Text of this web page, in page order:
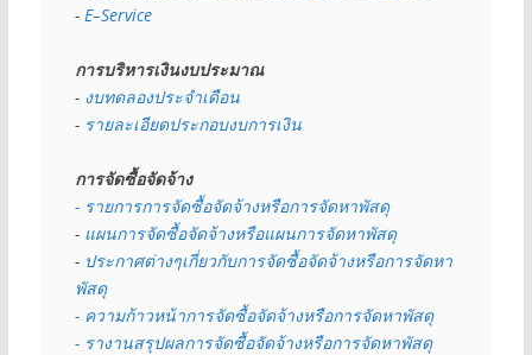
- E–Service
การบริหารเงินงบประมาณ
- งบทดลองประจำเดือน
- รายละเอียดประกอบงบการเงิน
การจัดซื้อจัดจ้าง
- รายการการจัดซื้อจัดจ้างหรือการจัดหาพัสดุ
- แผนการจัดซื้อจัดจ้างหรือแผนการจัดหาพัสดุ
- ประกาศต่างๆเกี่ยวกับการจัดซื้อจัดจ้างหรือการจัดหา
พัสดุ
- ความก้าวหน้าการจัดซื้อจัดจ้างหรือการจัดหาพัสดุ
- รางานสรุปผลการจัดซื้อจัดจ้างหรือการจัดหาพัสดุ